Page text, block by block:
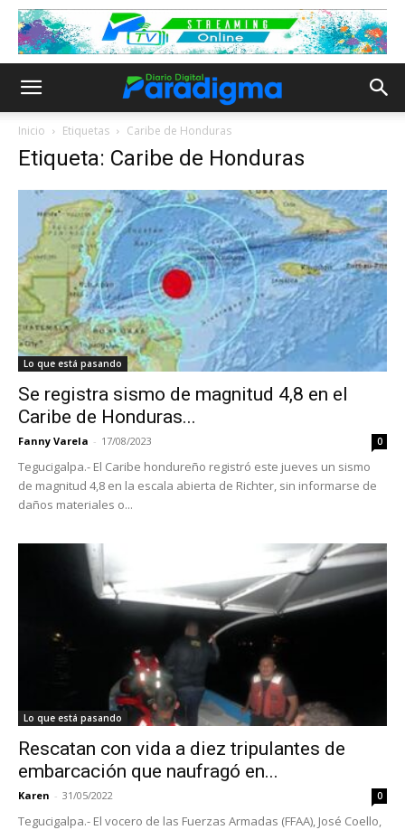
Inicio Etiquetas Caribe de Honduras
Etiqueta: Caribe de Honduras
Lo que está pasando
Se registra sismo de magnitud 4,8 en el
Caribe de Honduras...
Fanny Varela - 17/08/2023 0
Tegucigalpa.- El Caribe hondureño registró este jueves un sismo
de magnitud 4,8 en la escala abierta de Richter, sin informarse de
daños materiales o...
Lo que está pasando
Rescatan con vida a diez tripulantes de
embarcación que naufragó en...
Karen - 31/05/2022 0
Tegucigalpa.- El vocero de las Fuerzas Armadas (FFAA), José Coello,